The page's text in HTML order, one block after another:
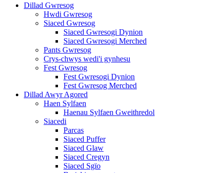
Dillad Gwresog
Hwdi Gwresog
Siaced Gwresog
Siaced Gwresogi Dynion
Siaced Gwresogi Merched
Pants Gwresog
Crys-chwys wedi'i gynhesu
Fest Gwresog
Fest Gwresogi Dynion
Fest Gwresog Merched
Dillad Awyr Agored
Haen Sylfaen
Haenau Sylfaen Gweithredol
Siacedi
Parcas
Siaced Puffer
Siaced Glaw
Siaced Cregyn
Siaced Sgïo